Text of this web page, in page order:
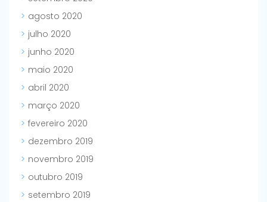
agosto 2020
julho 2020
junho 2020
maio 2020
abril 2020
março 2020
fevereiro 2020
dezembro 2019
novembro 2019
outubro 2019
setembro 2019